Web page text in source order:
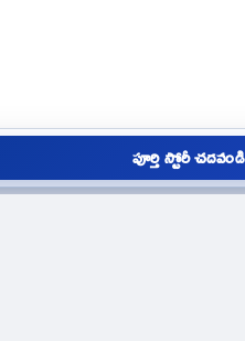
పూర్తి స్టోరీ చదవండి